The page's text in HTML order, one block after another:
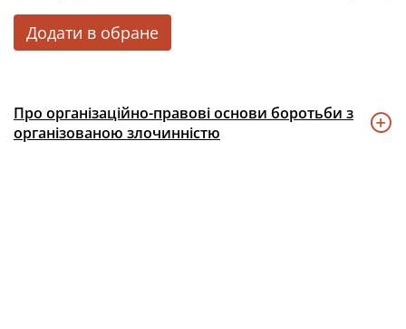
Додати в обране
Про організаційно-правові основи боротьби з
організованою злочинністю